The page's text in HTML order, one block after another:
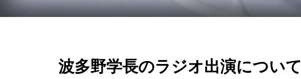
波多野学長のラジオ出演について